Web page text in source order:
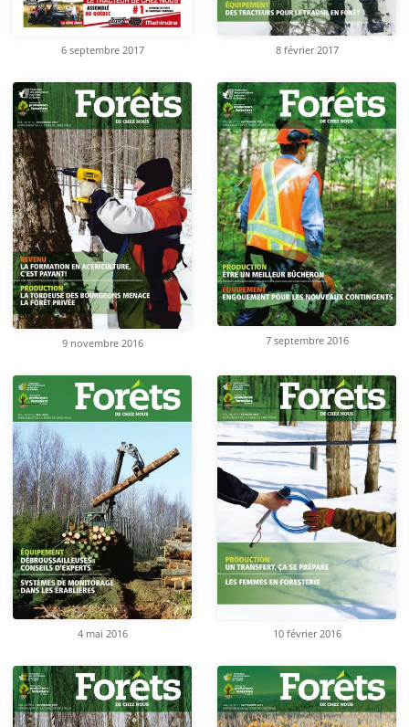
6 septembre 2017 8 février 2017
9 novembre 2016 7 septembre 2016
4 mai 2016 10 février 2016